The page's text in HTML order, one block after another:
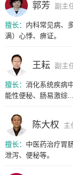
郭芳 副主
擅长： 内科常见病、
满）心悸、痹证。
王耘 副主
擅长： 消化系统疾病
能性便秘、肠易激综...
陈大权 主
擅长： 中医药治疗胃
泄泻、便秘等。